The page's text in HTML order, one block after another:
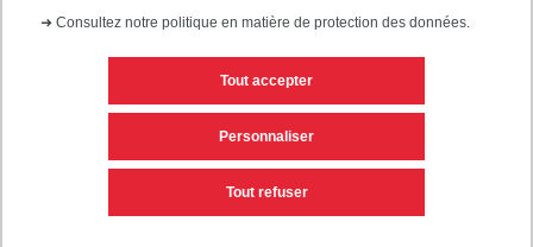
➜ Consultez notre politique en matière de protection des données.
Tout accepter
Tout refuser
Personnaliser
Mentions légales
Personnaliser les cookies Plan du site